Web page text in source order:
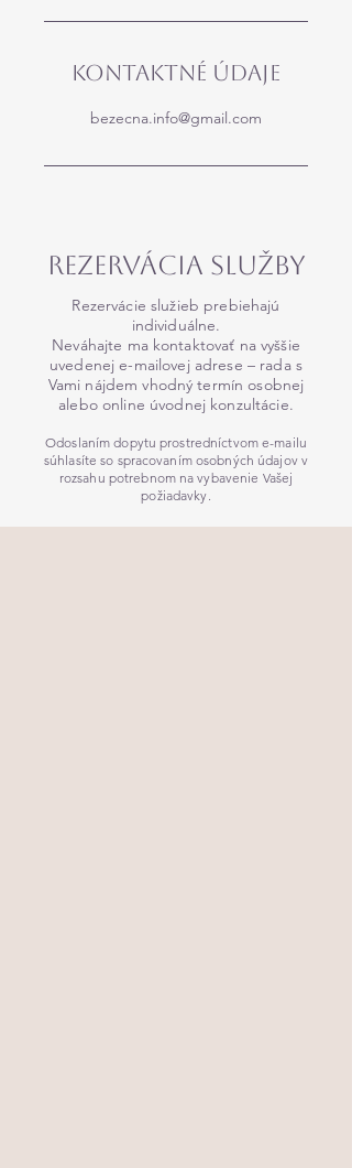
Kontaktné údaje
bezecna.info@gmail.com
Rezervácia SLuŽby
Rezervácie služieb prebiehajú
individuálne.
Neváhajte ma kontaktovať na vyššie
uvedenej e-mailovej adrese – rada s
Vami nájdem vhodný termín osobnej
alebo online úvodnej konzultácie.
Odoslaním dopytu prostredníctvom e-mailu
súhlasíte so spracovaním osobných údajov v
rozsahu potrebnom na vybavenie Vašej
požiadavky.